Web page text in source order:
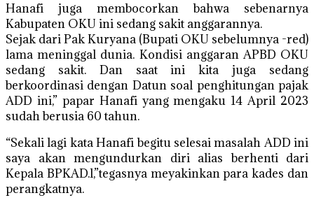
Hanafi juga membocorkan bahwa sebenarnya
Kabupaten OKU ini sedang sakit anggarannya.
Sejak dari Pak Kuryana (Bupati OKU sebelumnya -red)
lama meninggal dunia. Kondisi anggaran APBD OKU
sedang sakit. Dan saat ini kita juga sedang
berkoordinasi dengan Datun soal penghitungan pajak
ADD ini,” papar Hanafi yang mengaku 14 April 2023
sudah berusia 60 tahun.
“Sekali lagi kata Hanafi begitu selesai masalah ADD ini
saya akan mengundurkan diri alias berhenti dari
Kepala BPKAD.l,”tegasnya meyakinkan para kades dan
perangkatnya.